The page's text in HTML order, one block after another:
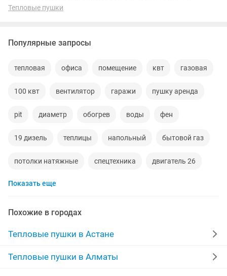
Тепловые пушки
Популярные запросы
тепловая офиса помещение квт газовая
100 квт вентилятор гаражи пушку аренда
pit диаметр обогрев воды фен
19 дизель теплицы напольный бытовой газ
потолки натяжные спецтехника двигатель 26
автономка 220
Показать еще
Похожие в городах
Тепловые пушки в Астане
Тепловые пушки в Алматы